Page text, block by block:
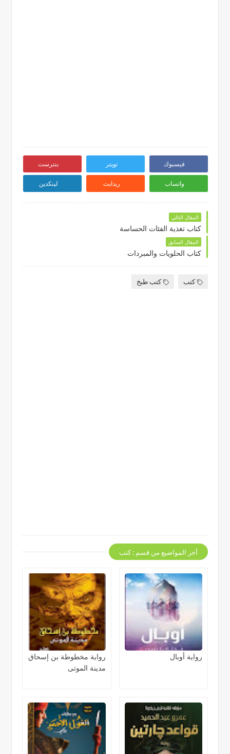
فيسبوك تويتر بنترست
واتساب ريدايت لينكدين
المقال التالي
كتاب تغذية الفئات الحساسة
المقال السابق
كتاب الحلويات والمبردات
كتب كتب طبخ
أخر المواضيع من قسم : كتب
رواية أوبال
رواية مخطوطة بن إسحاق
مدينة الموتى